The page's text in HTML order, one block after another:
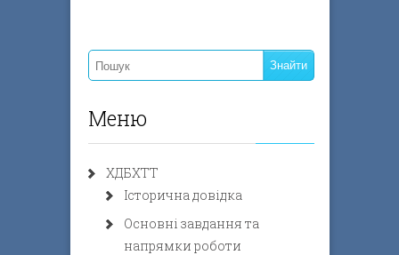
Меню
ХДБХТТ
Історична довідка
Основні завдання та
напрямки роботи